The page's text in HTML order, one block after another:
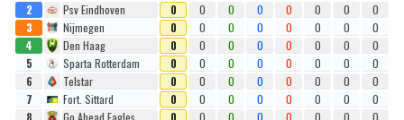
2
Psv Eindhoven 0 0 0 0 0 0 0
0
3
Nijmegen 0 0 0 0 0 0 0
0
4
Den Haag 0 0 0 0 0 0 0
0
5
Sparta Rotterdam 0 0 0 0 0 0 0
0
6
Telstar 0 0 0 0 0 0 0
0
7
Fort. Sittard 0 0 0 0 0 0 0
0
8
Go Ahead Eagles 0 0 0 0 0 0 0
0